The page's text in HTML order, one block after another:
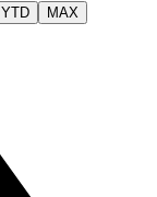
YTD MAX